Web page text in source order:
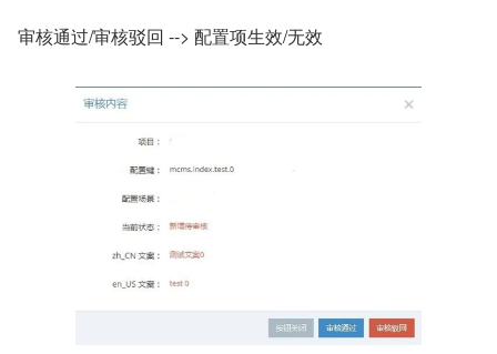
审核通过/审核驳回 --> 配置项生效/无效